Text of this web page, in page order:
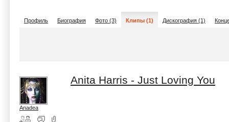
Профиль Биография Фото (3) Клипы (1) Дискография (1)
Anadea
Anita Harris - Just Loving You